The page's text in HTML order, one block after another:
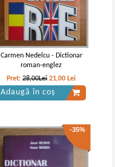
Carmen Nedelcu - Dictionar
roman-englez
Pret:28,00Lei 21,00 Lei
Adaugă în coș
-35%